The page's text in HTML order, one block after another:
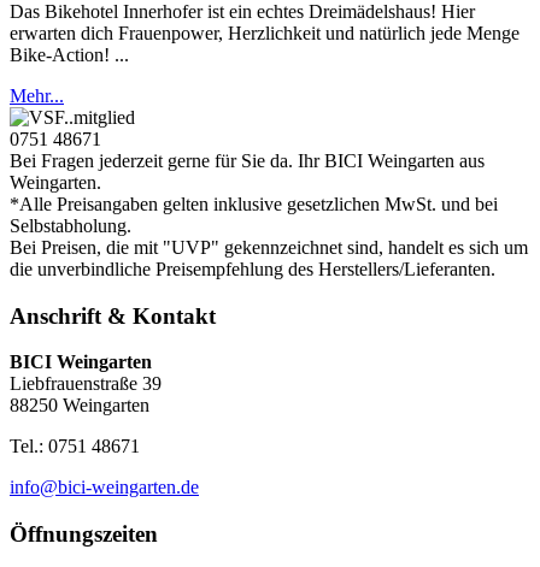
Das Bikehotel Innerhofer ist ein echtes Dreimädelshaus! Hier
erwarten dich Frauenpower, Herzlichkeit und natürlich jede Menge
Bike-Action! ...
Mehr...
0751 48671
Bei Fragen jederzeit gerne für Sie da. Ihr BICI Weingarten aus
Weingarten.
*Alle Preisangaben gelten inklusive gesetzlichen MwSt. und bei
Selbstabholung.
Bei Preisen, die mit "UVP" gekennzeichnet sind, handelt es sich um
die unverbindliche Preisempfehlung des Herstellers/Lieferanten.
Anschrift & Kontakt
BICI Weingarten
Liebfrauenstraße 39
88250 Weingarten
Tel.: 0751 48671
info@bici-weingarten.de
Öffnungszeiten